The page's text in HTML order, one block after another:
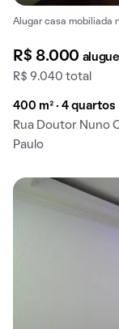
Alugar casa mobiliada
R$ 8.000 aluguel
R$ 9.040 total
400 m² · 4 quartos
Rua Doutor Nuno
Paulo